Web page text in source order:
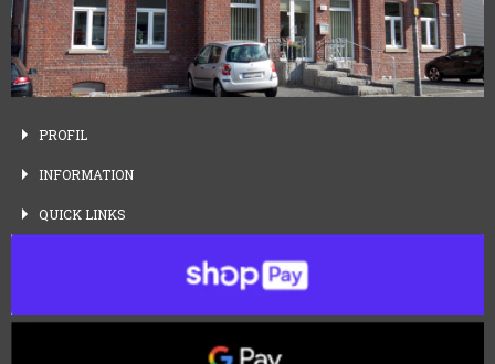
PROFIL
INFORMATION
QUICK LINKS